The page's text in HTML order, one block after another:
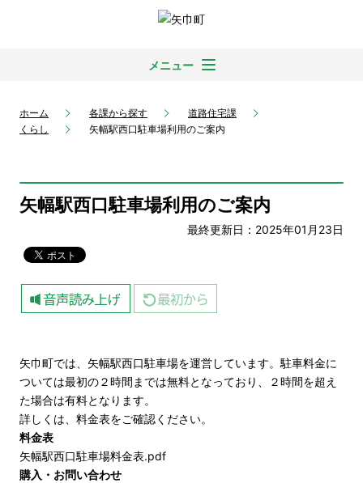
メニュー
ホーム 各課から探す
道路住宅課
くらし
矢幅駅西口駐車場利用のご案内
矢幅駅西口駐車場利用のご案内
最終更新日：2025年01月23日
矢巾町では、矢幅駅西口駐車場を運営しています。駐車料金に
ついては最初の２時間までは無料となっており、２時間を超え
た場合は有料となります。
詳しくは、料金表をご確認ください。
料金表
矢幅駅西口駐車場料金表.pdf
購入・お問い合わせ